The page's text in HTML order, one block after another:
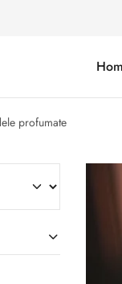
profumate